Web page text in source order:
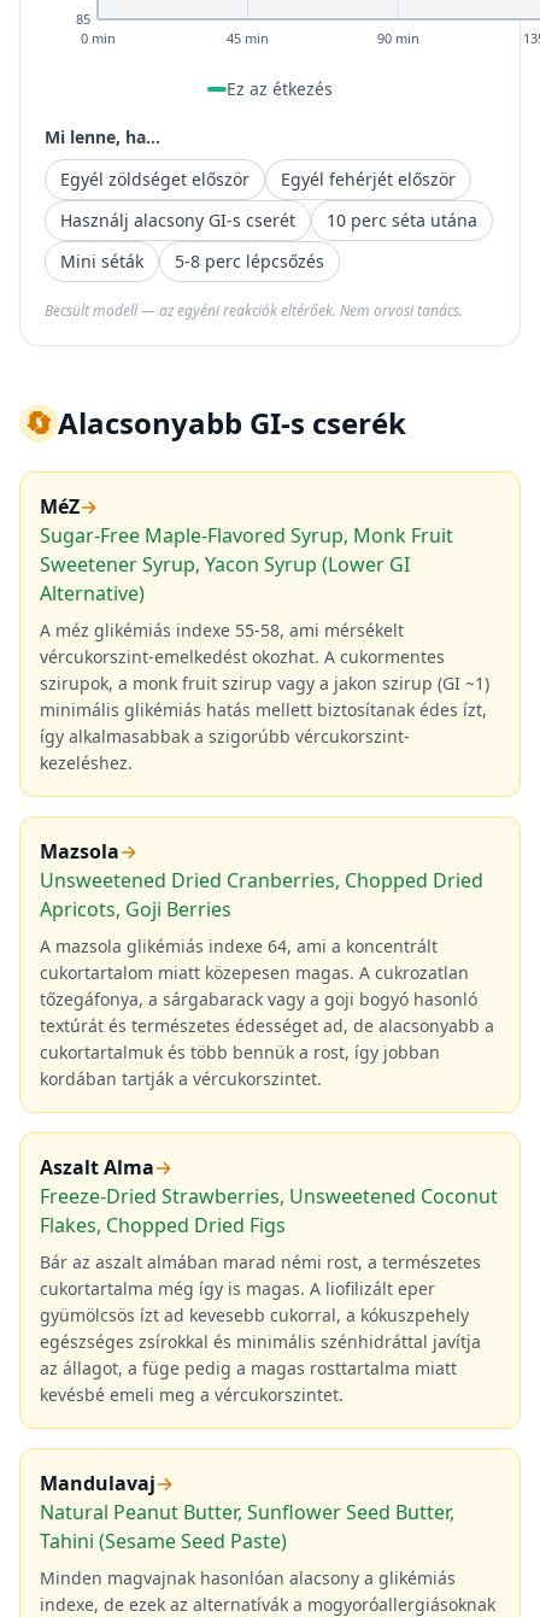
85
0 min 45 min 90 min
Ez az étkezés
Mi lenne, ha...
Egyél zöldséget először
Egyél fehérjét először
Használj alacsony GI-s cserét
10 perc séta utána
Mini séták
5-8 perc lépcsőzés
Becsült modell — az egyéni reakciók eltérőek. Nem orvosi tanács.
🔄Alacsonyabb GI-s cserék
MéZ→
Sugar-Free Maple-Flavored Syrup, Monk Fruit
Sweetener Syrup, Yacon Syrup (Lower GI
Alternative)
A méz glikémiás indexe 55-58, ami mérsékelt
vércukorszint-emelkedést okozhat. A cukormentes
szirupok, a monk fruit szirup vagy a jakon szirup (GI ~1)
minimális glikémiás hatás mellett biztosítanak édes ízt,
így alkalmasabbak a szigorúbb vércukorszint-
kezeléshez.
Mazsola→
Unsweetened Dried Cranberries, Chopped Dried
Apricots, Goji Berries
A mazsola glikémiás indexe 64, ami a koncentrált
cukortartalom miatt közepesen magas. A cukrozatlan
tőzegáfonya, a sárgabarack vagy a goji bogyó hasonló
textúrát és természetes édességet ad, de alacsonyabb a
cukortartalmuk és több bennük a rost, így jobban
kordában tartják a vércukorszintet.
Aszalt Alma→
Freeze-Dried Strawberries, Unsweetened Coconut
Flakes, Chopped Dried Figs
Bár az aszalt almában marad némi rost, a természetes
cukortartalma még így is magas. A liofilizált eper
gyümölcsös ízt ad kevesebb cukorral, a kókuszpehely
egészséges zsírokkal és minimális szénhidráttal javítja
az állagot, a füge pedig a magas rosttartalma miatt
kevésbé emeli meg a vércukorszintet.
Mandulavaj→
Natural Peanut Butter, Sunflower Seed Butter,
Tahini (Sesame Seed Paste)
Minden magvajnak hasonlóan alacsony a glikémiás
indexe, de ezek az alternatívák a mogyoróallergiásoknak